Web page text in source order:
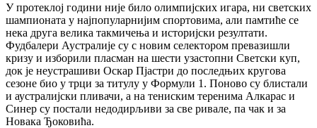
У протеклој години није било олимпијских игара, ни светских
шампионата у најпопуларнијим спортовима, али памтиће се
нека друга велика такмичења и историјски резултати.
Фудбалери Аустралије су с новим селектором превазишли
кризу и изборили пласман на шести узастопни Светски куп,
док је неустрашиви Оскар Пјастри до последњих кругова
сезоне био у трци за титулу у Формули 1. Поново су блистали
и аустралијски пливачи, а на тениским теренима Алкарас и
Синер су постали недодирљиви за све ривале, па чак и за
Новака Ђоковића.